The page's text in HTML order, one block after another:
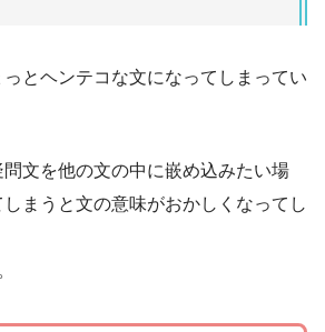
とヘンテコな文になってしまってい
文を他の文の中に嵌め込みたい場
まうと文の意味がおかしくなってし